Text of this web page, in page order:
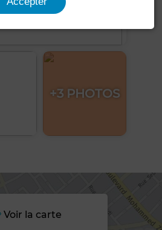
+3 PHOTOS
Voir la carte